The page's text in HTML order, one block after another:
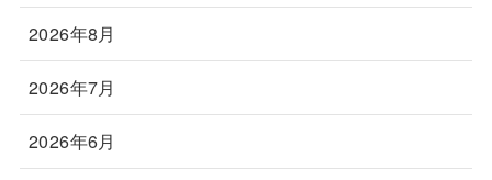
2026年8月
2026年7月
2026年6月